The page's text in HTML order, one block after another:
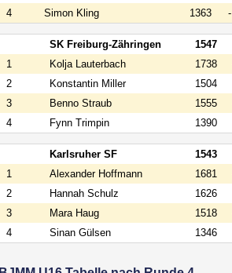
4
Simon Kling 1363 -
SK Freiburg-Zähringen 1547
1
Kolja Lauterbach 1738
2
Konstantin Miller 1504
3
Benno Straub 1555
4
Fynn Trimpin 1390
Karlsruher SF 1543
1
Alexander Hoffmann 1681
2
Hannah Schulz 1626
3
Mara Haug 1518
4
Sinan Gülsen 1346